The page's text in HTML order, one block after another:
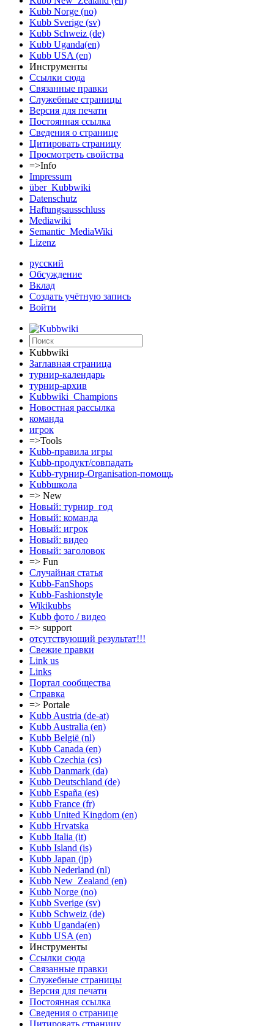
Kubb Norge (no)
Kubb Sverige (sv)
Kubb Schweiz (de)
Kubb Uganda(en)
Kubb USA (en)
Инструменты
Ссылки сюда
Связанные правки
Служебные страницы
Версия для печати
Постоянная ссылка
Сведения о странице
Цитировать страницу
Просмотреть свойства
=>Info
Impressum
über_Kubbwiki
Datenschutz
Haftungsausschluss
Mediawiki
Semantic_MediaWiki
Lizenz
русский
Обсуждение
Вклад
Создать учётную запись
Войти
Kubbwiki
Заглавная страница
турнир-календарь
турнир-архив
Kubbwiki_Champions
Новостная рассылка
команда
игрок
=>Tools
Kubb-правила игры
Kubb-продукт/совпадать
Kubb-турнир-Organisation-помощь
Kubbшкола
=> New
Новый: турнир_год
Новый: команда
Новый: игрок
Новый: видео
Новый: заголовок
=> Fun
Случайная статья
Kubb-FanShops
Kubb-Fashionstyle
Wikikubbs
Kubb фото / видео
=> support
отсутствующий результат!!!
Свежие правки
Link us
Links
Портал сообщества
Справка
=> Portale
Kubb Austria (de-at)
Kubb Australia (en)
Kubb België (nl)
Kubb Canada (en)
Kubb Czechia (cs)
Kubb Danmark (da)
Kubb Deutschland (de)
Kubb España (es)
Kubb France (fr)
Kubb United Kingdom (en)
Kubb Hrvatska
Kubb Italia (it)
Kubb Island (is)
Kubb Japan (jp)
Kubb Nederland (nl)
Kubb New_Zealand (en)
Kubb Norge (no)
Kubb Sverige (sv)
Kubb Schweiz (de)
Kubb Uganda(en)
Kubb USA (en)
Инструменты
Ссылки сюда
Связанные правки
Служебные страницы
Версия для печати
Постоянная ссылка
Сведения о странице